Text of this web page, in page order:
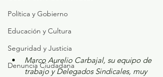
Política y Gobierno
Educación y Cultura
Seguridad y Justicia
Denuncia Ciudadana
Marco Aurelio Carbajal, su equipo de
trabajo y Delegados Sindicales, muy